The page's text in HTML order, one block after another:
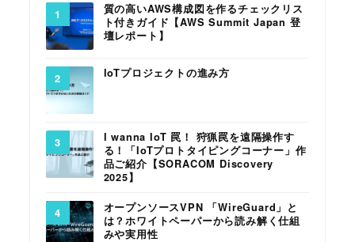
質の高いAWS構成図を作るチェックリス
ト付きガイド【AWS Summit Japan 登
壇レポート】
IoTプロジェクトの進み方
I wanna IoT 罠！ 狩猟罠を遠隔操作す
る！「IoTプロトタイピングコーナー」作
品ご紹介【SORACOM Discovery
2025】
オープンソースVPN 「WireGuard」と
は？ホワイトペーパーから読み解く仕組
みや実用性